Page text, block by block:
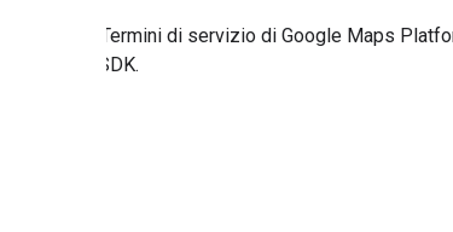
I Termini di servizio di Google Maps
l'SDK.